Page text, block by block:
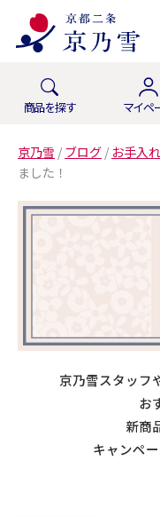
商品を探す マイペ
京乃雪 / ブログ / お手入
ました！
京乃雪スタッフ
お
新商
キャンペ